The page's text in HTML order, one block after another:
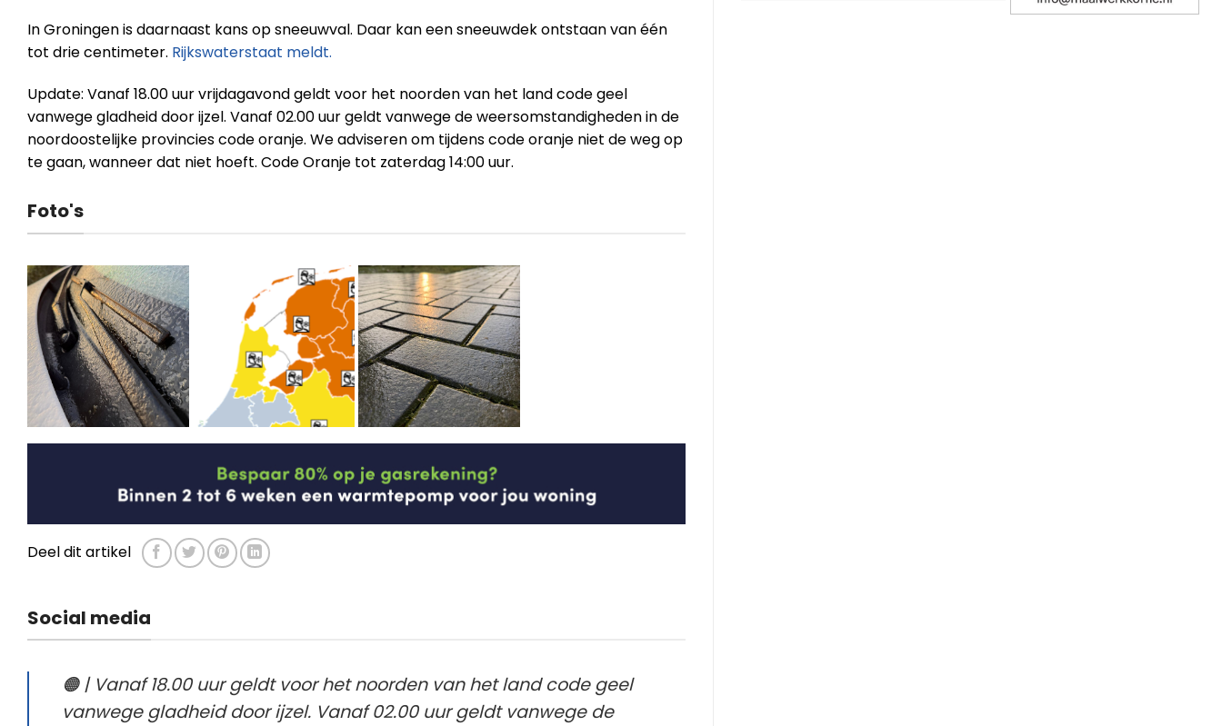
In Groningen is daarnaast kans op sneeuwval. Daar kan een sneeuwdek ontstaan van één
tot drie centimeter. Rijkswaterstaat meldt.
Update: Vanaf 18.00 uur vrijdagavond geldt voor het noorden van het land code geel
vanwege gladheid door ijzel. Vanaf 02.00 uur geldt vanwege de weersomstandigheden in de
noordoostelijke provincies code oranje. We adviseren om tijdens code oranje niet de weg op
te gaan, wanneer dat niet hoeft. Code Oranje tot zaterdag 14:00 uur.
Foto's
Deel dit artikel
Social media
🟠 | Vanaf 18.00 uur geldt voor het noorden van het land code geel
vanwege gladheid door ijzel. Vanaf 02.00 uur geldt vanwege de